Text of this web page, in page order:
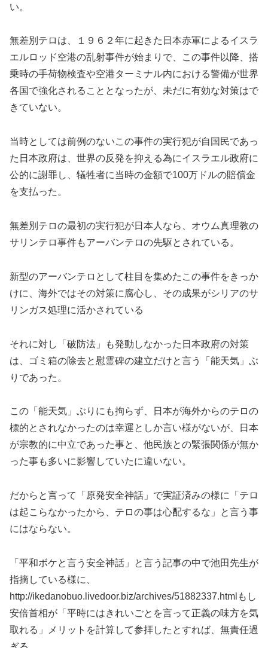
い。
無差別テロは、１９６２年に起きた日本赤軍によるイスラ
エルロッド空港の乱射事件が始まりで、この事件以降、搭
乗時の手荷物検査や空港ターミナル内における警備が世界
各国で強化されることとなったが、未だに有効な対策はで
きていない。
当時としては前例のないこの事件の実行犯が自国民であっ
た日本政府は、世界の反発を抑える為にイスラエル政府に
公的に謝罪し、犠牲者に当時の金額で100万ドルの賠償金
を支払った。
無差別テロの最初の実行犯が日本人なら、オウム真理教の
サリンテロ事件もアーバンテロの先駆とされている。
新型のアーバンテロとして柱目を集めたこの事件をきっか
けに、海外ではその対策に腐心し、その成果がシリアのサ
リンガス処理に活かされている
それに対し「破防法」も発動しなかった日本政府の対策
は、ゴミ箱の除去と慰霊碑の建立だけと言う「能天気」ぶ
りであった。
この「能天気」ぶりにも拘らず、日本が海外からのテロの
標的とされなかったのは幸運としか言い様がないが、日本
が宗教的に中立であった事と、他民族との緊張関係が無か
った事も多いに影響していたに違いない。
だからと言って「原発安全神話」で実証済みの様に「テロ
は起こらなかったから、テロの事は心配するな」と言う事
にはならない。
「平和ボケと言う安全神話」と言う記事の中で池田先生が
指摘している様に、
http://ikedanobuo.livedoor.biz/archives/51882337.htmlもし
安倍首相が「平時にはきれいごとを言って正義の味方を気
取れる」メリットを計算して参拝したとすれば、無責任過